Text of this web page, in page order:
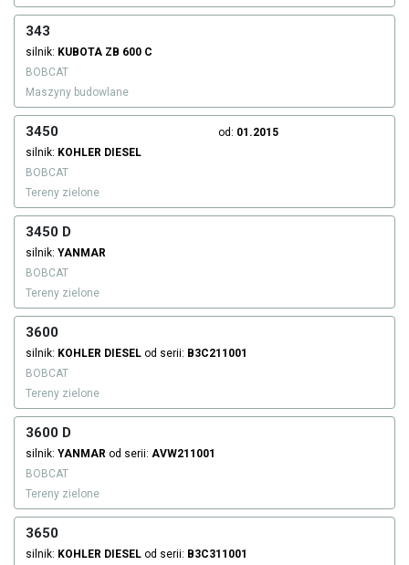
343
silnik: KUBOTA ZB 600 C
BOBCAT
Maszyny budowlane
3450 od: 01.2015
silnik: KOHLER DIESEL
BOBCAT
Tereny zielone
3450 D
silnik: YANMAR
BOBCAT
Tereny zielone
3600
silnik: KOHLER DIESEL od serii: B3C211001
BOBCAT
Tereny zielone
3600 D
silnik: YANMAR od serii: AVW211001
BOBCAT
Tereny zielone
3650
silnik: KOHLER DIESEL od serii: B3C311001